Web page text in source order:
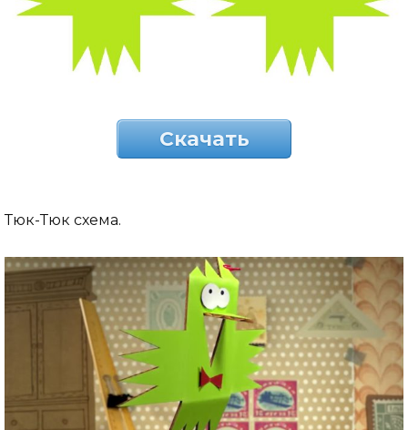
Скачать
Тюк-Тюк схема.